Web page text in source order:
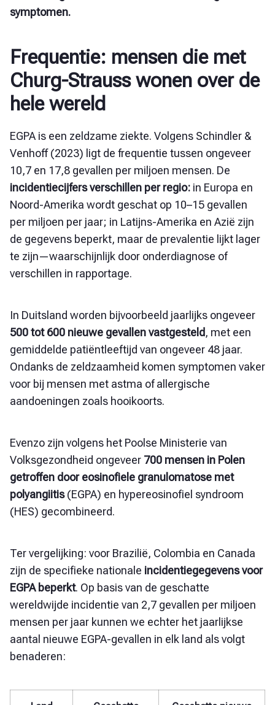
symptomen.
Frequentie: mensen die met
Churg-Strauss wonen over de
hele wereld
EGPA is een zeldzame ziekte. Volgens Schindler &
Venhoff (2023) ligt de frequentie tussen ongeveer
10,7 en 17,8 gevallen per miljoen mensen. De
incidentiecijfers verschillen per regio: in Europa en
Noord-Amerika wordt geschat op 10–15 gevallen
per miljoen per jaar; in Latijns-Amerika en Azië zijn
de gegevens beperkt, maar de prevalentie lijkt lager
te zijn—waarschijnlijk door onderdiagnose of
verschillen in rapportage.
In Duitsland worden bijvoorbeeld jaarlijks ongeveer
500 tot 600 nieuwe gevallen vastgesteld, met een
gemiddelde patiëntleeftijd van ongeveer 48 jaar.
Ondanks de zeldzaamheid komen symptomen vaker
voor bij mensen met astma of allergische
aandoeningen zoals hooikoorts.
Evenzo zijn volgens het Poolse Ministerie van
Volksgezondheid ongeveer 700 mensen in Polen
getroffen door eosinofiele granulomatose met
polyangiitis(EGPA) en hypereosinofiel syndroom
(HES) gecombineerd.
Ter vergelijking: voor Brazilië, Colombia en Canada
zijn de specifieke nationale incidentiegegevens voor
EGPA beperkt. Op basis van de geschatte
wereldwijde incidentie van 2,7 gevallen per miljoen
mensen per jaar kunnen we echter het jaarlijkse
aantal nieuwe EGPA-gevallen in elk land als volgt
benaderen: